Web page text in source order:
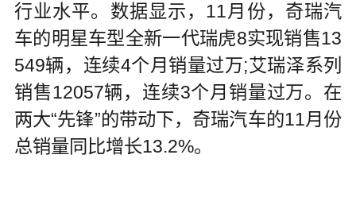
行业水平。数据显示，11月份，奇瑞汽
车的明星车型全新一代瑞虎8实现销售13
549辆，连续4个月销量过万;艾瑞泽系列
销售12057辆，连续3个月销量过万。在
两大“先锋”的带动下，奇瑞汽车的11月份
总销量同比增长13.2%。